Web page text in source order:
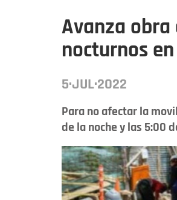
Avanza
nocturnos
5·JUL·2022
Para no afectar la
de la noche y las 5:00